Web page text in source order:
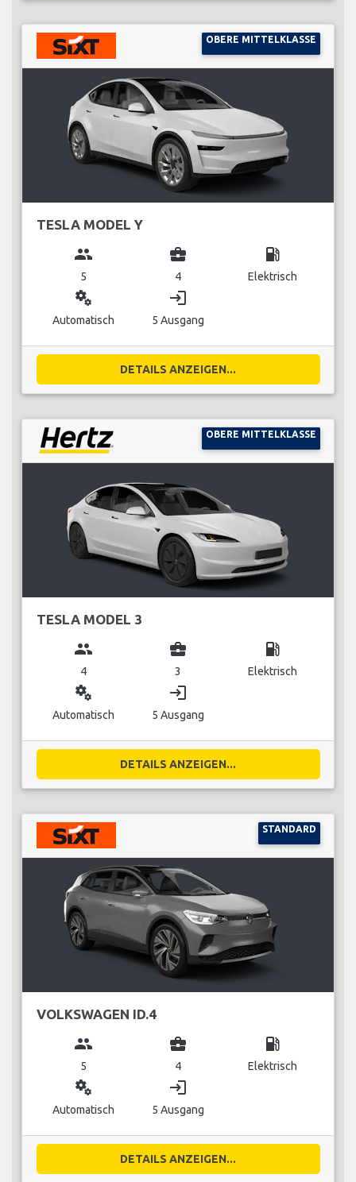
OBERE MITTELKLASSE
TESLA MODEL Y
group
5
business_center
4
local_gas_station
Elektrisch
miscellaneous_services
Automatisch
login
5 Ausgang
DETAILS ANZEIGEN...
OBERE MITTELKLASSE
TESLA MODEL 3
group
4
business_center
3
local_gas_station
Elektrisch
miscellaneous_services
Automatisch
login
5 Ausgang
DETAILS ANZEIGEN...
STANDARD
VOLKSWAGEN ID.4
group
5
business_center
4
local_gas_station
Elektrisch
miscellaneous_services
Automatisch
login
5 Ausgang
DETAILS ANZEIGEN...